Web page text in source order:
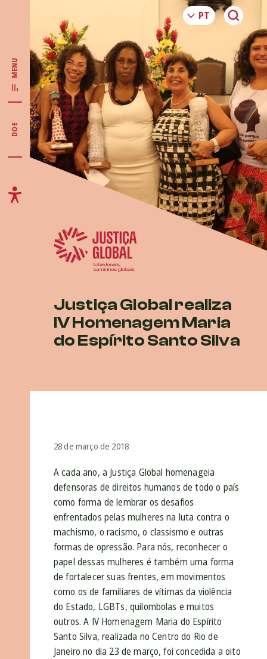
MENU
DOE
Justiça Global realiza
IV Homenagem Maria
do Espírito Santo Silva
28 de março de 2018
A cada ano, a Justiça Global homenageia
defensoras de direitos humanos de todo o país
como forma de lembrar os desafios
enfrentados pelas mulheres na luta contra o
machismo, o racismo, o classismo e outras
formas de opressão. Para nós, reconhecer o
papel dessas mulheres é também uma forma
de fortalecer suas frentes, em movimentos
como os de familiares de vítimas da violência
do Estado, LGBTs, quilombolas e muitos
outros. A IV Homenagem Maria do Espírito
Santo Silva, realizada no Centro do Rio de
Janeiro no dia 23 de março, foi concedida a oito